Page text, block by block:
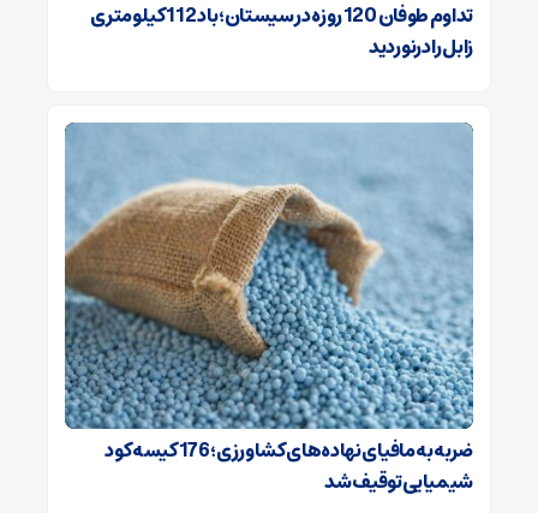
تداوم طوفان 120 روزه در سیستان؛ باد 112 کیلومتری
‌زابل را درنوردید
ضربه ‌به مافیای نهاده‌های کشاورزی؛ 176 کیسه کود
شیمیایی توقیف شد